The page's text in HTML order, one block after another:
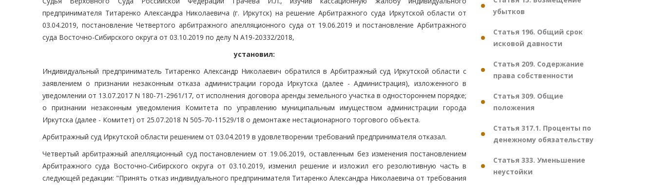
предпринимателя Титаренко Александра Николаевича (г. Иркутск) на решение Арбитражного суда Иркутской области от
03.04.2019, постановление Четвертого арбитражного апелляционного суда от 19.06.2019 и постановление Арбитражного
суда Восточно-Сибирского округа от 03.10.2019 по делу N А19-20332/2018,
установил:
Индивидуальный предприниматель Титаренко Александр Николаевич обратился в Арбитражный суд Иркутской области с
заявлением о признании незаконным отказа администрации города Иркутска (далее - Администрация), изложенного в
уведомлении от 13.07.2017 N 180-71-2961/17, от исполнения договора аренды земельного участка в одностороннем порядке;
о признании незаконным уведомления Комитета по управлению муниципальным имуществом администрации города
Иркутска (далее - Комитет) от 25.07.2018 N 505-70-11529/18 о демонтаже нестационарного торгового объекта.
Арбитражный суд Иркутской области решением от 03.04.2019 в удовлетворении требований предпринимателя отказал.
Четвертый арбитражный апелляционный суд постановлением от 19.06.2019, оставленным без изменения постановлением
Арбитражного суда Восточно-Сибирского округа от 03.10.2019, изменил решение и изложил его резолютивную часть в
следующей редакции: "Принять отказ индивидуального предпринимателя Титаренко Александра Николаевича от требования
убытков
Статья 196. Общий срок
исковой давности
Статья 209. Содержание
права собственности
Статья 309. Общие
положения
Статья 317.1. Проценты по
денежному обязательству
Статья 333. Уменьшение
неустойки